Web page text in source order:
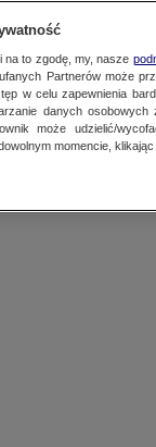
to zgodę, my, nasze
Partnerów może
w celu zapewnienia
danych
może udzielić/
momencie,